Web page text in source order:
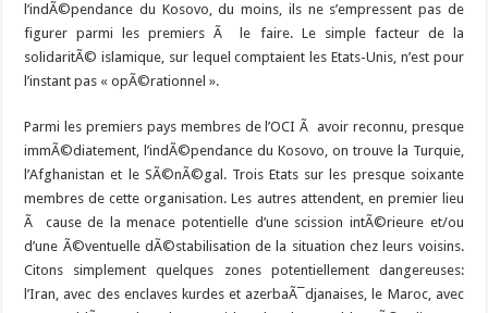
l’indÃ©pendance du Kosovo, du moins, ils ne s’empressent pas de
figurer parmi les premiers Ã le faire. Le simple facteur de la
solidaritÃ© islamique, sur lequel comptaient les Etats-Unis, n’est pour
l’instant pas « opÃ©rationnel ».
Parmi les premiers pays membres de l’OCI Ã avoir reconnu, presque
immÃ©diatement, l’indÃ©pendance du Kosovo, on trouve la Turquie,
l’Afghanistan et le SÃ©nÃ©gal. Trois Etats sur les presque soixante
membres de cette organisation. Les autres attendent, en premier lieu
Ã cause de la menace potentielle d’une scission intÃ©rieure et/ou
d’une Ã©ventuelle dÃ©stabilisation de la situation chez leurs voisins.
Citons simplement quelques zones potentiellement dangereuses:
l’Iran, avec des enclaves kurdes et azerbaÃ¯djanaises, le Maroc, avec